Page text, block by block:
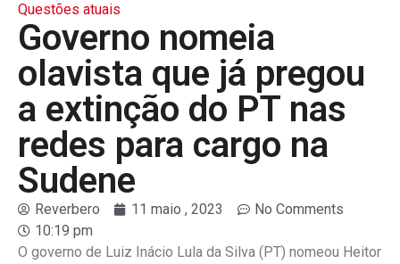
Questões atuais
Governo nomeia
olavista que já pregou
a extinção do PT nas
redes para cargo na
Sudene
Reverbero 11 maio , 2023
No Comments
10:19 pm
O governo de Luiz Inácio Lula da Silva (PT) nomeou Heitor